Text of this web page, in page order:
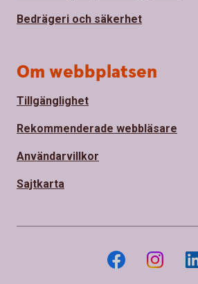
Bedrägeri och säkerhet
Om webbplatsen
Tillgänglighet
Rekommenderade webbläsare
Användarvillkor
Sajtkarta